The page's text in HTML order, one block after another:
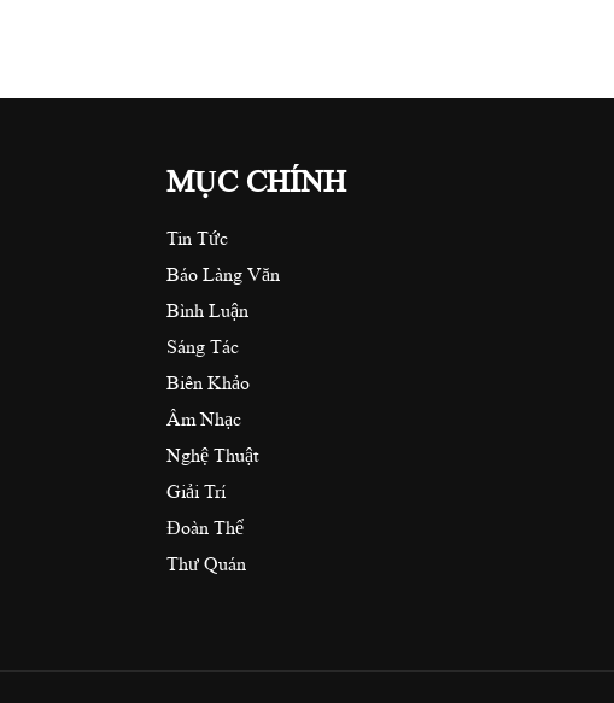
MỤC CHÍNH
Tin Tức
Báo Làng Văn
Bình Luận
Sáng Tác
Biên Khảo
Âm Nhạc
Nghệ Thuật
Giải Trí
Đoàn Thể
Thư Quán